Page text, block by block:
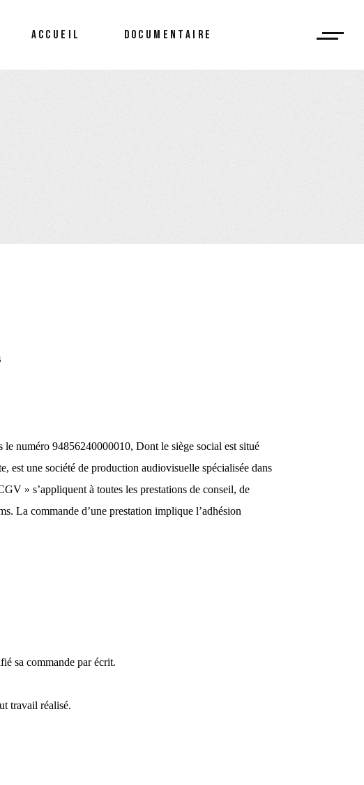
ACCUEIL DOCUMENTAIRE
numéro 94856240000010, Dont le siège social est situé
est une société de production audiovisuelle spécialisée dans
» s’appliquent à toutes les prestations de conseil, de
La commande d’une prestation implique l’adhésion
sa commande par écrit.
travail réalisé.